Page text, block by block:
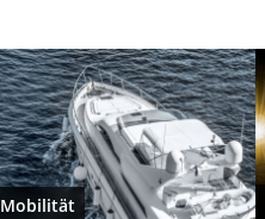
Mobilität